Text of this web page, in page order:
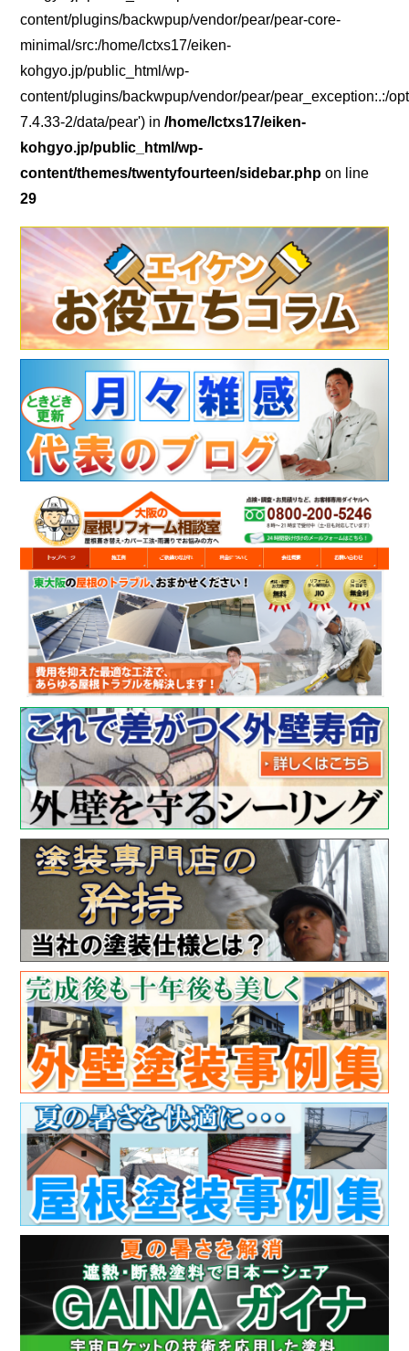
content/plugins/backwpup/vendor/pear/pear-core-
minimal/src:/home/lctxs17/eiken-
kohgyo.jp/public_html/wp-
content/plugins/backwpup/vendor/pear/pear_exception:.:/
7.4.33-2/data/pear') in/home/lctxs17/eiken-
kohgyo.jp/public_html/wp-
content/themes/twentyfourteen/sidebar.php on line
29